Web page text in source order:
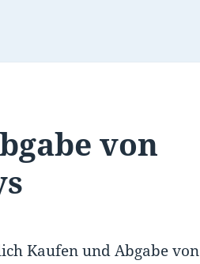
von
Kaufen und Abgabe von